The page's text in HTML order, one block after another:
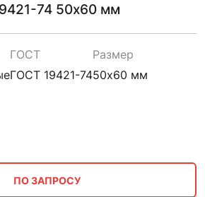
74 50х60 мм
ГОСТ
ГОСТ 19421-74
Размер
50х60 мм
ПО ЗАПРОСУ